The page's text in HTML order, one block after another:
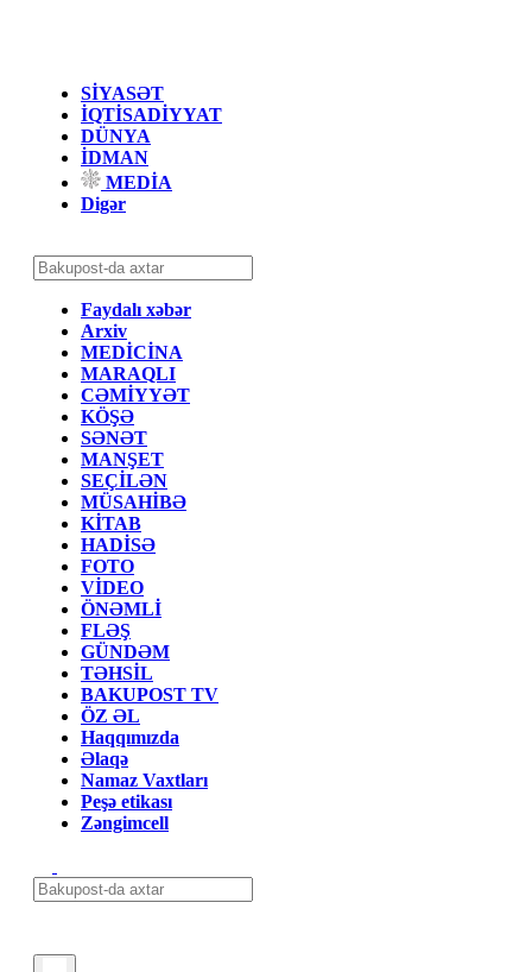
SİYASƏT
İQTİSADİYYAT
DÜNYA
İDMAN
MEDİA
Digər
Faydalı xəbər
Arxiv
MEDİCİNA
MARAQLI
CƏMİYYƏT
KÖŞƏ
SƏNƏT
MANŞET
SEÇİLƏN
MÜSAHİBƏ
KİTAB
HADİSƏ
FOTO
VİDEO
ÖNƏMLİ
FLƏŞ
GÜNDƏM
TƏHSİL
BAKUPOST TV
ÖZ ƏL
Haqqımızda
Əlaqə
Namaz Vaxtları
Peşə etikası
Zəngimcell